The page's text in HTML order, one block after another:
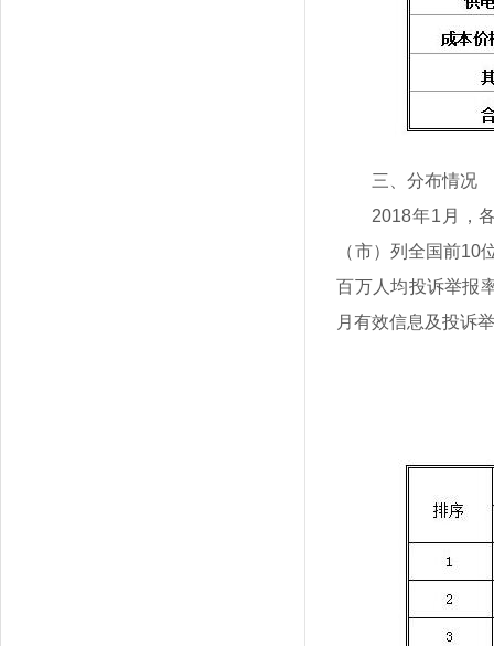
三、分布情况
2018年1月，
（市）列全国前
百万人均投诉举报
月有效信息及投诉